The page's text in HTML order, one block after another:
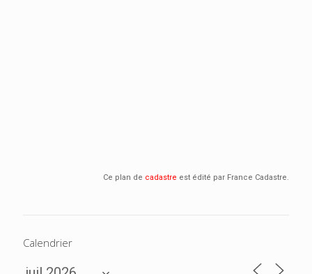
Ce plan de cadastre est édité par France Cadastre.
Calendrier